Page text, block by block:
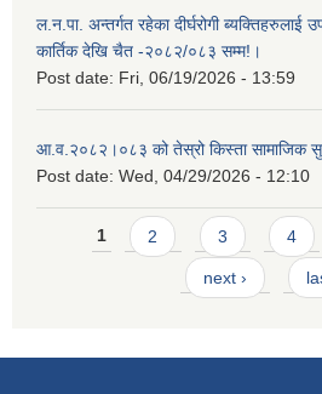
ल.न.पा. अन्तर्गत रहेका दीर्घरोगी ब्यक्तिहरुलाई
कार्तिक देखि चैत -२०८२/०८३ सम्म!।
Post date: Fri, 06/19/2026 - 13:59
आ.व.२०८२।०८३ को तेस्रो किस्ता सामाजिक
Post date: Wed, 04/29/2026 - 12:10
Pages
1 2 3 4
next ›